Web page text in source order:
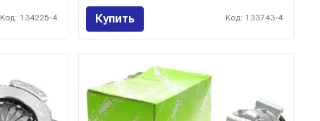
Код: 134225-4 Купить Код: 133743-4